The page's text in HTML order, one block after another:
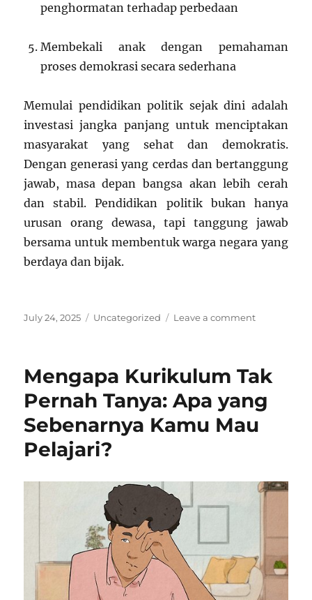
penghormatan terhadap perbedaan
Membekali anak dengan pemahaman
proses demokrasi secara sederhana
Memulai pendidikan politik sejak dini adalah
investasi jangka panjang untuk menciptakan
masyarakat yang sehat dan demokratis.
Dengan generasi yang cerdas dan bertanggung
jawab, masa depan bangsa akan lebih cerah
dan stabil. Pendidikan politik bukan hanya
urusan orang dewasa, tapi tanggung jawab
bersama untuk membentuk warga negara yang
berdaya dan bijak.
Posted
July 24, 2025 Categories
Uncategorized Leave a commenton
Dini:
Warga
Negara
yang
Mengapa Kurikulum Tak
Pernah Tanya: Apa yang
Sebenarnya Kamu Mau
Pelajari?